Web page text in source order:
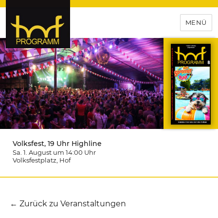
hof-programm – das
Veranstaltungsportal für
Hochfranken
MENÜ
Volksfest, 19 Uhr Highline
Sa. 1. August um 14:00 Uhr
Volksfestplatz , Hof
← Zurück zu Veranstaltungen